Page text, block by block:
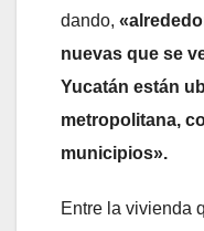
dando,
nuevas que se
Yucatán están
metropolitana,
municipios».
Entre la vivienda